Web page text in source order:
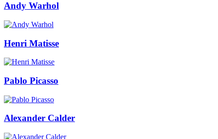
Andy Warhol
Henri Matisse
Pablo Picasso
Alexander Calder